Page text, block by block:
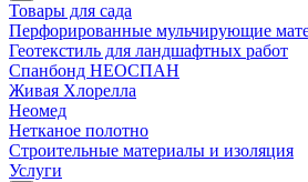
Товары для сада
Перфорированные мульчирующие
Геотекстиль для ландшафтных работ
Спанбонд НЕОСПАН
Живая Хлорелла
Нeомед
Нетканое полотно
Строительные материалы и изоляция
Услуги